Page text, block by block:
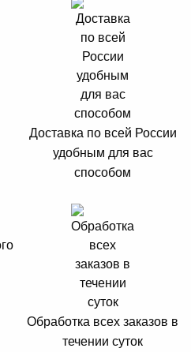
Доставка по всей России
удобным для вас
способом
Обработка всех заказов в
течении суток